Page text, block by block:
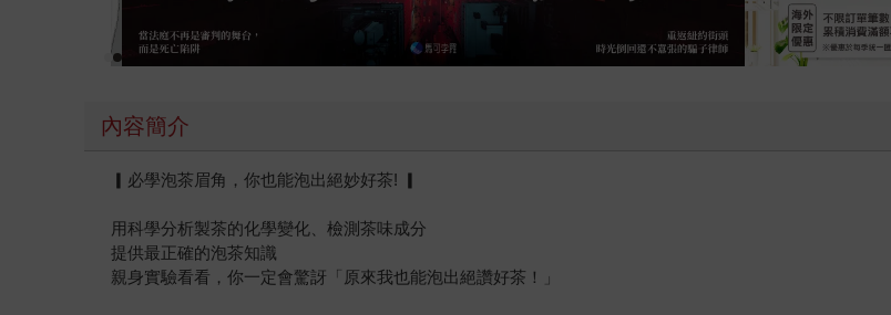
內容簡介
▎必學泡茶眉角，你也能泡出絕妙好茶! ▎
用科學分析製茶的化學變化、檢測茶味成分
提供最正確的泡茶知識
親身實驗看看，你一定會驚訝「原來我也能泡出絕讚好茶！」